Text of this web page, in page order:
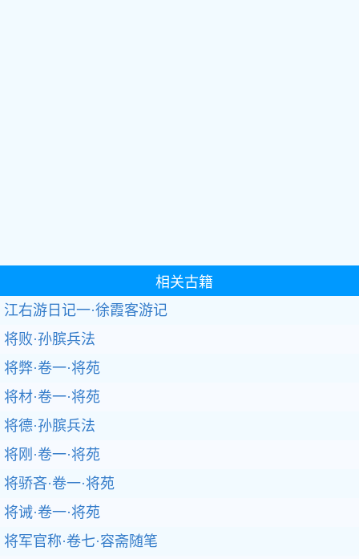
相关古籍
江右游日记一·徐霞客游记
将败·孙膑兵法
将弊·卷一·将苑
将材·卷一·将苑
将德·孙膑兵法
将刚·卷一·将苑
将骄吝·卷一·将苑
将诫·卷一·将苑
将军官称·卷七·容斋随笔